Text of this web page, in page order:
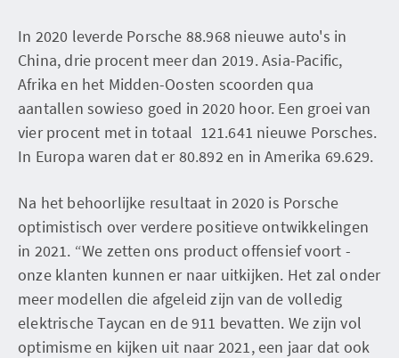
In 2020 leverde Porsche 88.968 nieuwe auto's in
China, drie procent meer dan 2019. Asia-Pacific,
Afrika en het Midden-Oosten scoorden qua
aantallen sowieso goed in 2020 hoor. Een groei van
vier procent met in totaal 121.641 nieuwe Porsches.
In Europa waren dat er 80.892 en in Amerika 69.629.
Na het behoorlijke resultaat in 2020 is Porsche
optimistisch over verdere positieve ontwikkelingen
in 2021. “We zetten ons product offensief voort -
onze klanten kunnen er naar uitkijken. Het zal onder
meer modellen die afgeleid zijn van de volledig
elektrische Taycan en de 911 bevatten. We zijn vol
optimisme en kijken uit naar 2021, een jaar dat ook